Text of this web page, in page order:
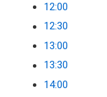
12:00
12:30
13:00
13:30
14:00